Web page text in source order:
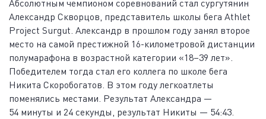
Абсолютным чемпионом соревнований стал сургутянин
Александр Скворцов, представитель школы бега Athlet
Project Surgut. Александр в прошлом году занял второе
место на самой престижной 16-километровой дистанции
полумарафона в возрастной категории «18–39 лет».
Победителем тогда стал его коллега по школе бега
Никита Скоробогатов. В этом году легкоатлеты
поменялись местами. Результат Александра —
54 минуты и 24 секунды, результат Никиты — 54:43.